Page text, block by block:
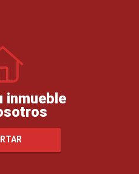
inmueble